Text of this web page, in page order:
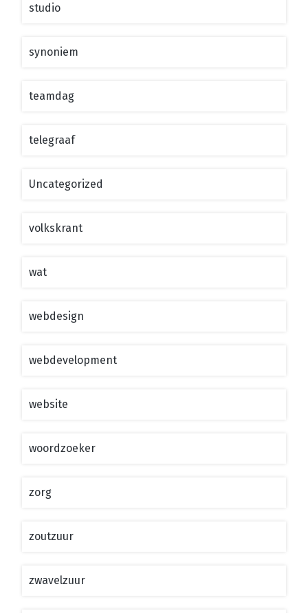
studio
synoniem
teamdag
telegraaf
Uncategorized
volkskrant
wat
webdesign
webdevelopment
website
woordzoeker
zorg
zoutzuur
zwavelzuur